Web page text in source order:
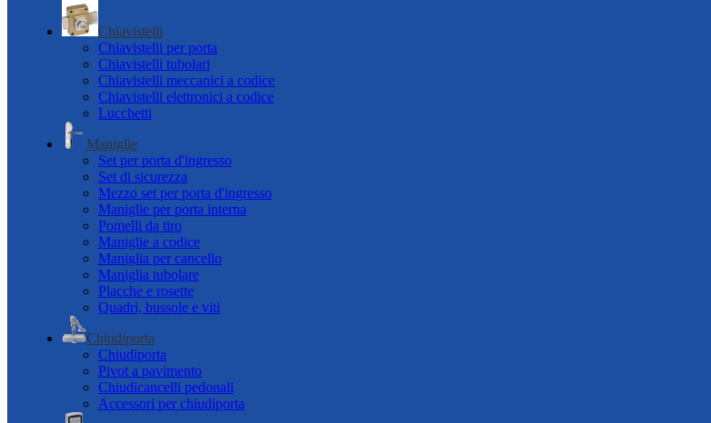
Chiavistelli
Chiavistelli per porta
Chiavistelli tubolari
Chiavistelli meccanici a codice
Chiavistelli elettronici a codice
Lucchetti
Maniglie
Set per porta d'ingresso
Set di sicurezza
Mezzo set per porta d'ingresso
Maniglie per porta interna
Pomelli da tiro
Maniglie a codice
Maniglia per cancello
Maniglia tubolare
Placche e rosette
Quadri, bussole e viti
Chiudiporta
Chiudiporta
Pivot a pavimento
Chiudicancelli pedonali
Accessori per chiudiporta